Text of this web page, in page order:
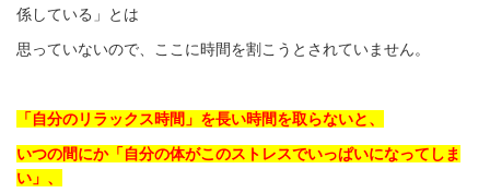
係している」とは
思っていないので、ここに時間を割こうとされていません。
「自分のリラックス時間」を長い時間を取らないと、
いつの間にか「自分の体がこのストレスでいっぱいになってしま
い」、